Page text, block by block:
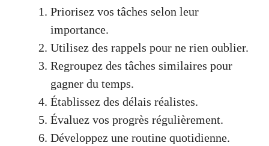
Priorisez vos tâches selon leur
importance.
Utilisez des rappels pour ne rien oublier.
Regroupez des tâches similaires pour
gagner du temps.
Établissez des délais réalistes.
Évaluez vos progrès régulièrement.
Développez une routine quotidienne.